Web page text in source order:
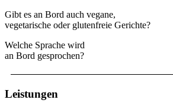
Gibt es an Bord auch vegane,
vegetarische oder glutenfreie Gerichte?
Welche Sprache wird
an Bord gesprochen?
Leistungen